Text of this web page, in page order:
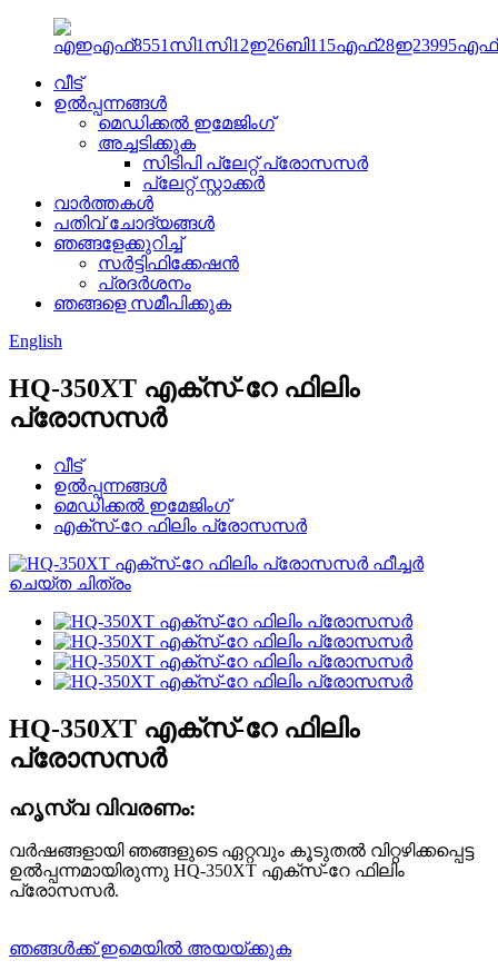
വീട്
ഉൽപ്പന്നങ്ങൾ
മെഡിക്കൽ ഇമേജിംഗ്
അച്ചടിക്കുക
സിടിപി പ്ലേറ്റ് പ്രോസസർ
പ്ലേറ്റ് സ്റ്റാക്കർ
വാർത്തകൾ
പതിവ് ചോദ്യങ്ങൾ
ഞങ്ങളേക്കുറിച്ച്
സർട്ടിഫിക്കേഷൻ
പ്രദർശനം
ഞങ്ങളെ സമീപിക്കുക
English
HQ-350XT എക്സ്-റേ ഫിലിം
പ്രോസസർ
വീട്
ഉൽപ്പന്നങ്ങൾ
മെഡിക്കൽ ഇമേജിംഗ്
എക്സ്-റേ ഫിലിം പ്രോസസർ
HQ-350XT എക്സ്-റേ ഫിലിം
പ്രോസസർ
ഹൃസ്വ വിവരണം:
വർഷങ്ങളായി ഞങ്ങളുടെ ഏറ്റവും കൂടുതൽ വിറ്റഴിക്കപ്പെട്ട
ഉൽപ്പന്നമായിരുന്നു HQ-350XT എക്സ്-റേ ഫിലിം
പ്രോസസർ.
ഞങ്ങൾക്ക് ഇമെയിൽ അയയ്ക്കുക